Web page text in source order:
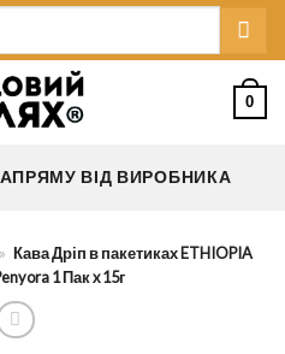
0
НАПРЯМУ ВІД ВИРОБНИКА
» Кава Дріп в пакетиках ETHIOPIA
1 Пак x 15г